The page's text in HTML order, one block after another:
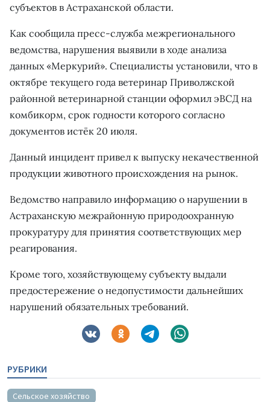
субъектов в Астраханской области.
Как сообщила пресс-служба межрегионального
ведомства, нарушения выявили в ходе анализа
данных «Меркурий». Специалисты установили, что в
октябре текущего года ветеринар Приволжской
районной ветеринарной станции оформил эВСД на
комбикорм, срок годности которого согласно
документов истёк 20 июля.
Данный инцидент привел к выпуску некачественной
продукции животного происхождения на рынок.
Ведомство направило информацию о нарушении в
Астраханскую межрайонную природоохранную
прокуратуру для принятия соответствующих мер
реагирования.
Кроме того, хозяйствующему субъекту выдали
предостережение о недопустимости дальнейших
нарушений обязательных требований.
РУБРИКИ
Сельское хозяйство